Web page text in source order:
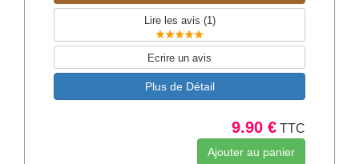
Lire les avis (1)
Ecrire un avis
Plus de Détail
9.90 € TTC